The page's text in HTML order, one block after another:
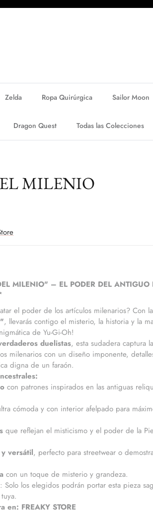
Zelda Ropa Quirúrgica Sailor Moon
Dragon Quest Todas las Colecciones
MILENIO
MILENIO" – EL PODER DEL ANTIGUO
el poder de los artículos milenarios? Con
, llevarás contigo el misterio, la historia y la
de Yu-Gi-Oh!
duelistas, esta sudadera captura la
milenarios con un diseño imponente,
digna de un faraón.
con patrones inspirados en las antiguas
cómoda y con interior afelpado para
que reflejan el misticismo y el poder de la
versátil, perfecto para streetwear o
con un toque de misterio y grandeza.
: Solo los elegidos podrán portar esta pieza
en: FREAKY STORE